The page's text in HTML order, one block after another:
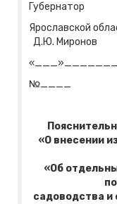
Губернатор
Д.Ю. Миронов
№____
«О внесении
«Об
садоводства и